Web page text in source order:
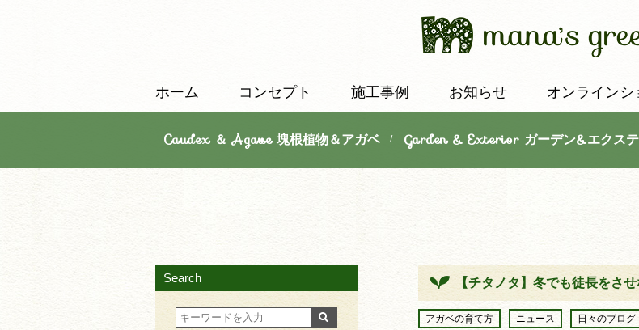
ホーム コンセプト 施工事例 お知らせ オンラインシ
Caudex ＆ Agave 塊根植物＆アガベ/ Garden & Exterior ガーデン&エクス
【チタノタ】冬でも徒長をさ
アガベの育て方 ニュース 日々のブログ
Search